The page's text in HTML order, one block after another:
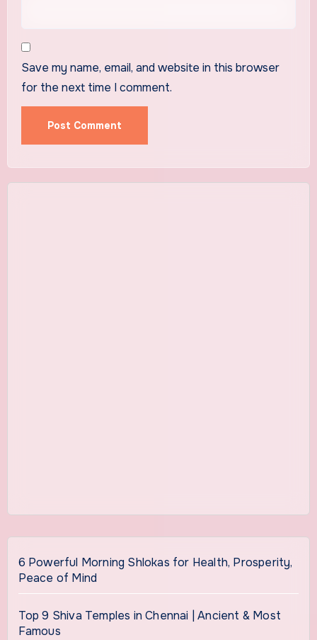
Save my name, email, and website in this browser
for the next time I comment.
6 Powerful Morning Shlokas for Health, Prosperity,
Peace of Mind
Top 9 Shiva Temples in Chennai | Ancient & Most
Famous